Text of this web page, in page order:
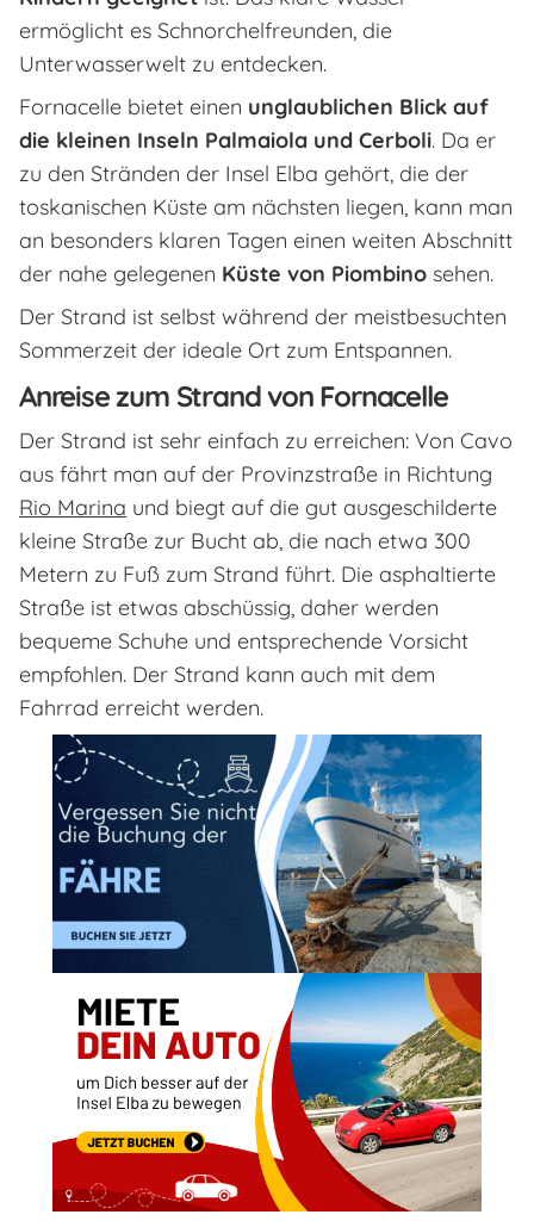
ermöglicht es Schnorchelfreunden, die
Unterwasserwelt zu entdecken.
Fornacelle bietet einen unglaublichen Blick auf
die kleinen Inseln Palmaiola und Cerboli. Da er
zu den Stränden der Insel Elba gehört, die der
toskanischen Küste am nächsten liegen, kann man
an besonders klaren Tagen einen weiten Abschnitt
der nahe gelegenen Küste von Piombino sehen.
Der Strand ist selbst während der meistbesuchten
Sommerzeit der ideale Ort zum Entspannen.
Anreise zum Strand von Fornacelle
Der Strand ist sehr einfach zu erreichen: Von Cavo
aus fährt man auf der Provinzstraße in Richtung
Rio Marina und biegt auf die gut ausgeschilderte
kleine Straße zur Bucht ab, die nach etwa 300
Metern zu Fuß zum Strand führt. Die asphaltierte
Straße ist etwas abschüssig, daher werden
bequeme Schuhe und entsprechende Vorsicht
empfohlen. Der Strand kann auch mit dem
Fahrrad erreicht werden.